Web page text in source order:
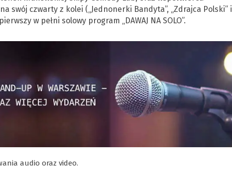
swój czwarty z kolei („Jednonerki Bandyta”, „Zdrajca Polski” i
w pełni solowy program „DAWAJ NA SOLO”.
audio oraz video.